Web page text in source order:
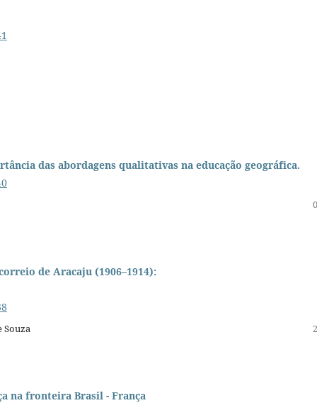
das abordagens qualitativas na educação geográfica.
de Aracaju (1906–1914):
Souza
na fronteira Brasil - França